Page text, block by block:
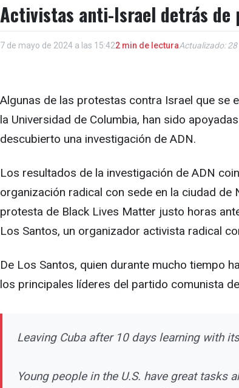
Activistas anti-Israel detrás de
7 de mayo de 2024 a las 15:422 min de lecturaActualizado:
Algunas de las protestas contra Israel que se
la Universidad de Columbia, han sido
descubierto una investigación de ADN.
Los resultados de la investigación de ADN
organización radical con sede en la ciudad
protesta de Black Lives Matter justo horas
Los Santos, un organizador activista radical
De Los Santos, quien durante mucho tiempo
los principales líderes del partido comunista
Leaving Cuba after 10 days learning with
Young people in the U.S. have great